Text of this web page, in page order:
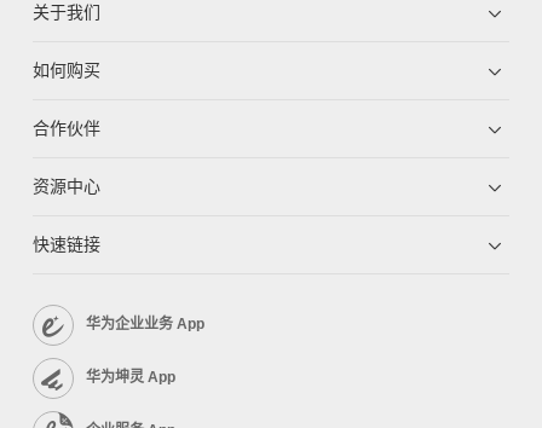
关于我们
如何购买
合作伙伴
资源中心
快速链接
华为企业业务 App
华为坤灵 App